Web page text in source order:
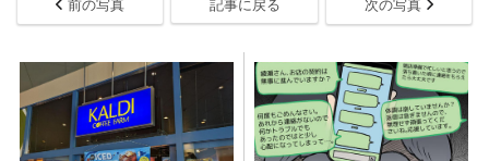
前の写真 記事に戻る 次の写真